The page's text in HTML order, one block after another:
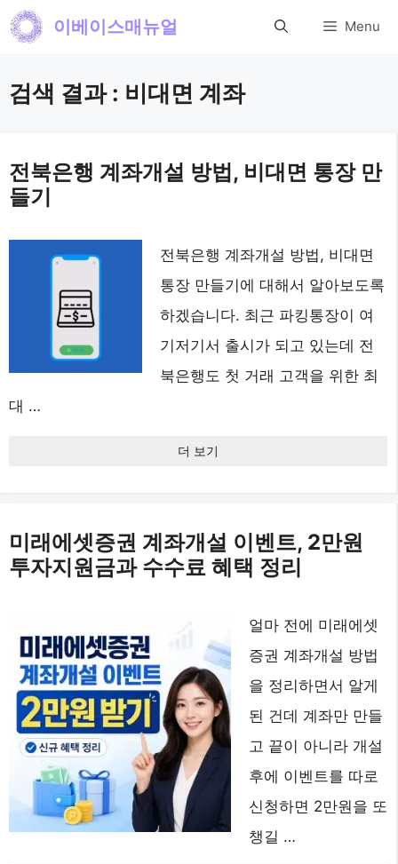
컨
로
너
뛰
이베이스매뉴얼 Menu
검색 결과 : 비대면 계좌
전북은행 계좌개설 방법, 비대면 통장 만
들기
전북은행 계좌개설 방법, 비대면
통장 만들기에 대해서 알아보도록
하겠습니다. 최근 파킹통장이 여
기저기서 출시가 되고 있는데 전
북은행도 첫 거래 고객을 위한 최
대 …
더 보기
미래에셋증권 계좌개설 이벤트, 2만원
투자지원금과 수수료 혜택 정리
얼마 전에 미래에셋
증권 계좌개설 방법
을 정리하면서 알게
된 건데 계좌만 만들
고 끝이 아니라 개설
후에 이벤트를 따로
신청하면 2만원을 또
챙길 …